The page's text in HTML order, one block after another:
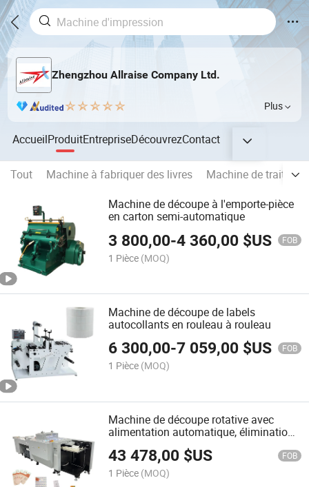
Zhengzhou Allraise Company Ltd.
Plus
AccueilProduitEntrepriseDécouvrezContact
Tout Machine à fabriquer des livres
Machine de
Machine de découpe à l'emporte-pièce
en carton semi-automatique
3 800,00-4 360,00 $US FOB
1 Pièce (MOQ)
Machine de découpe de labels
autocollants en rouleau à rouleau
6 300,00-7 059,00 $US FOB
1 Pièce (MOQ)
Machine de découpe rotative avec
alimentation automatique, élimination
des déchets, plaque de découpe
flexible, changement facile
43 478,00 $US FOB
1 Pièce (MOQ)